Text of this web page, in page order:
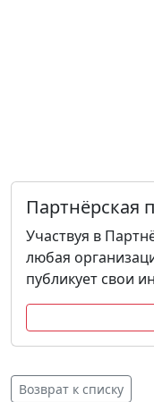
Партнёрская
Участвуя в
любая
публикует свои
Возврат к списку